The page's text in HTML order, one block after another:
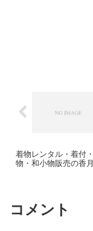
着物レンタル・着付
物・和小物販売の香月
コメント